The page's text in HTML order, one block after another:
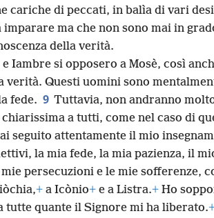
cariche di peccati, in balìa di vari
imparare ma che non sono mai in
della verità.
Iambre si opposero a Mosè, così
verità. Questi uomini sono
fede. 9 Tuttavia, non andranno
a tutti, come nel caso di
seguito attentamente il mio
la mia fede, la mia pazienza, il
persecuzioni e le mie sofferenze,
+ a Icònio+ e a Listra.+ Ho
tutte quante il Signore mi ha liberato.